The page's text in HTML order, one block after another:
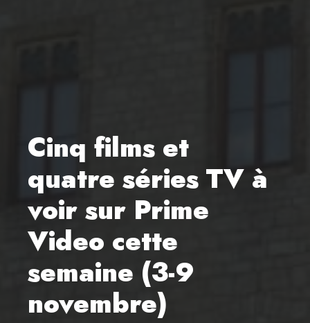
Cinq films et
quatre séries TV à
voir sur Prime
Video cette
semaine (3-9
novembre)